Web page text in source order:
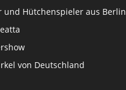
und Hütchenspieler aus Berlin
von Deutschland